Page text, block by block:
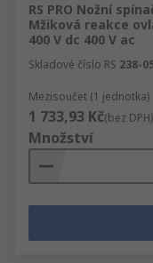
RS PRO Nožní
Mžiková reakce
400 V dc 400 V ac
Skladové číslo RS 238-
Mezisoučet (1 jednotka)
1 733,93 Kč(bez DPH)
Množství